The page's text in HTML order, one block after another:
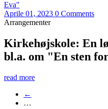
Aprile 01, 2023 0 Comments
Arrangementer
Kirkehøjskole: En
bl.a. om "En sten
read more
←
…